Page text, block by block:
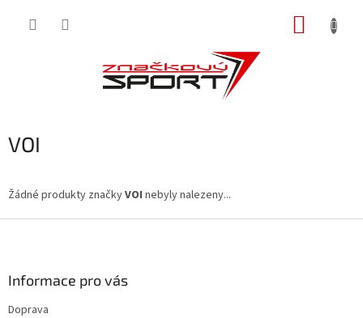
VOI
Žádné produkty značkyVOI nebyly nalezeny...
Informace pro vás
Doprava